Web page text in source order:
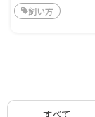
飼い方